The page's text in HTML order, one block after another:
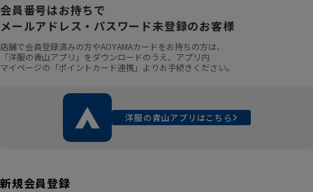
会員番号はお持ちで
メールアドレス・パスワード未登録のお客様
店舗で会員登録済みの方やAOYAMAカードをお持ちの方は、
「洋服の青山アプリ」をダウンロードのうえ、アプリ内
マイページの「ポイントカード連携」よりお手続きください。
洋服の青山アプリはこちら
新規会員登録